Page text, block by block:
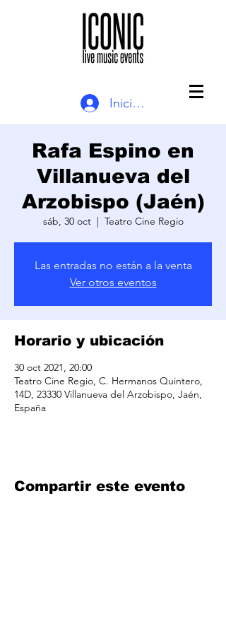
Iniciar sesión
Rafa Espino en
Villanueva del
Arzobispo (Jaén)
sáb, 30 oct
  |
Teatro Cine Regio
Las entradas no están a la venta
Ver otros eventos
Horario y ubicación
30 oct 2021, 20:00
Teatro Cine Regio, C. Hermanos Quintero,
14D, 23330 Villanueva del Arzobispo, Jaén,
España
Compartir este evento